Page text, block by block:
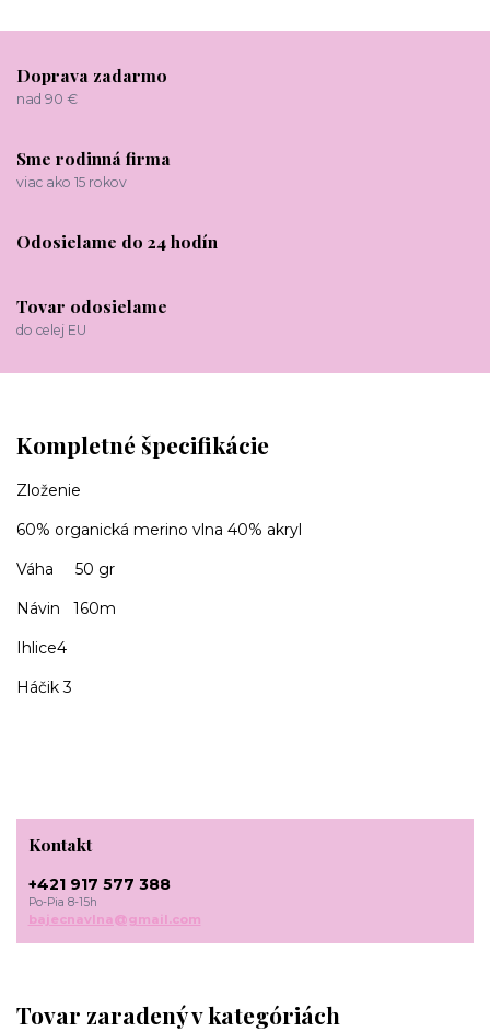
Doprava zadarmo
nad 90 €
Sme rodinná firma
viac ako 15 rokov
Odosielame do 24 hodín
Tovar odosielame
do celej EU
Kompletné špecifikácie
Zloženie
60% organická merino vlna 40% akryl
Váha 50 gr
Návin 160m
Ihlice4
Háčik 3
Tovar zaradený v kategóriách
Kontakt
+421 917 577 388
Po-Pia 8-15h
bajecnavlna@gmail.com